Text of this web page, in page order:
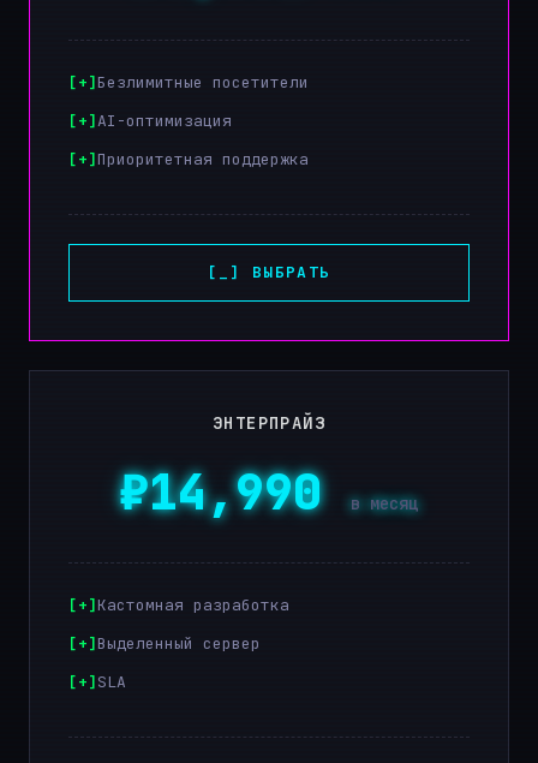
Безлимитные посетители
AI-оптимизация
Приоритетная поддержка
[_] ВЫБРАТЬ
ЭНТЕРПРАЙЗ
₽14,990в месяц
Кастомная разработка
Выделенный сервер
SLA